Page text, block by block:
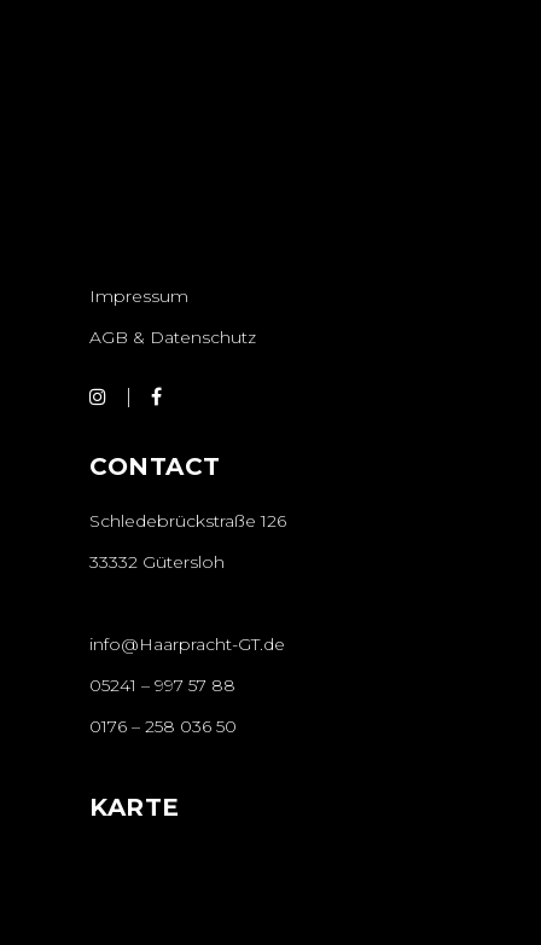
Impressum
AGB & Datenschutz
CONTACT
Schledebrückstraße 126
33332 Gütersloh
info@Haarpracht-GT.de
05241 – 997 57 88
0176 – 258 036 50
KARTE